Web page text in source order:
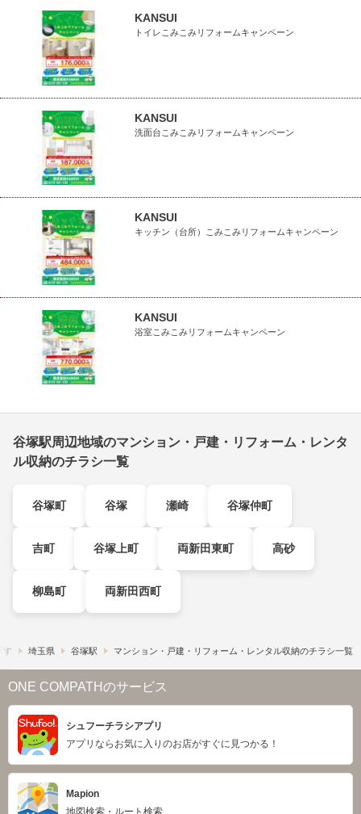
KANSUI
トイレこみこみリフォームキャンペーン
KANSUI
洗面台こみこみリフォームキャンペーン
KANSUI
キッチン（台所）こみこみリフォームキャンペーン
KANSUI
浴室こみこみリフォームキャンペーン
谷塚駅周辺地域のマンション・戸建・リフォーム・レンタ
ル収納のチラシ一覧
谷塚町 谷塚 瀬崎 谷塚仲町
吉町 谷塚上町 両新田東町 高砂
柳島町 両新田西町
す 埼玉県 谷塚駅 マンション・戸建・リフォーム・レンタル収納のチラシ一覧
ONE COMPATHのサービス
シュフーチラシアプリ
アプリならお気に入りのお店がすぐに見つかる！
Mapion
地図検索・ルート検索